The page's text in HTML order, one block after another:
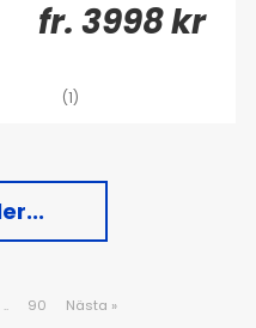
fr. 3998 kr
(1)
.. 90 Nästa »